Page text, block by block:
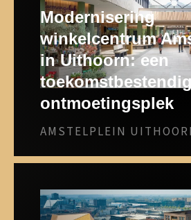
Modernisering
winkelcentrum
in Uithoorn: een
ontmoetingsplek
AMSTELPLEIN